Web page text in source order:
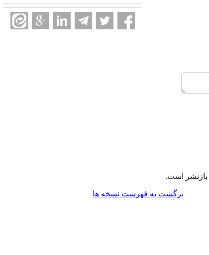
بازنشر است.
برگشت به فهرست نسخه ها